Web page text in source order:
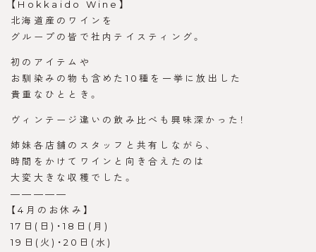
【Hokkaido Wine】
北海道産のワインを
グループの皆で社内テイスティング。
初のアイテムや
お馴染みの物も含めた10種を一挙に放出した
貴重なひととき。
ヴィンテージ違いの飲み比べも興味深かった！
姉妹各店舗のスタッフと共有しながら、
時間をかけてワインと向き合えたのは
大変大きな収穫でした。
—————
【4月のお休み】
17日(日)・18日(月)
19日(火)・20日(水)